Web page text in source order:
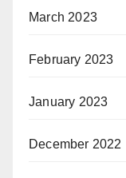
March 2023
February 2023
January 2023
December 2022